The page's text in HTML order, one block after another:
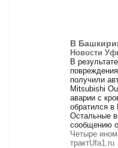
В
Новости
В
получили
Mitsubishi
аварии с
обратился
Остальные
сообщению
Четыре
трактUfa1.ru